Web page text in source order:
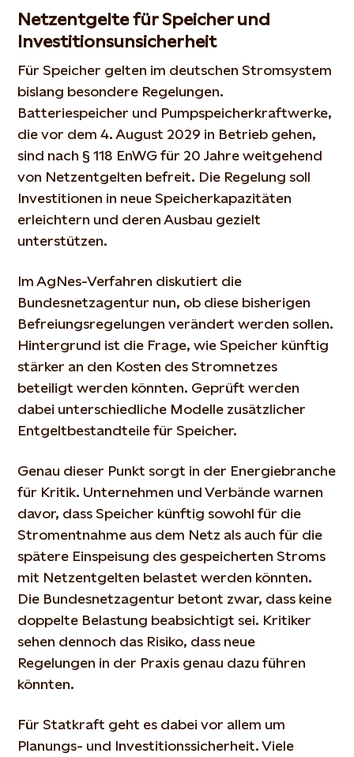
Netzentgelte für Speicher und
Investitionsunsicherheit
Für Speicher gelten im deutschen Stromsystem
bislang besondere Regelungen.
Batteriespeicher und Pumpspeicherkraftwerke,
die vor dem 4. August 2029 in Betrieb gehen,
sind nach § 118 EnWG für 20 Jahre weitgehend
von Netzentgelten befreit. Die Regelung soll
Investitionen in neue Speicherkapazitäten
erleichtern und deren Ausbau gezielt
unterstützen.
Im AgNes-Verfahren diskutiert die
Bundesnetzagentur nun, ob diese bisherigen
Befreiungsregelungen verändert werden sollen.
Hintergrund ist die Frage, wie Speicher künftig
stärker an den Kosten des Stromnetzes
beteiligt werden könnten. Geprüft werden
dabei unterschiedliche Modelle zusätzlicher
Entgeltbestandteile für Speicher.
Genau dieser Punkt sorgt in der Energiebranche
für Kritik. Unternehmen und Verbände warnen
davor, dass Speicher künftig sowohl für die
Stromentnahme aus dem Netz als auch für die
spätere Einspeisung des gespeicherten Stroms
mit Netzentgelten belastet werden könnten.
Die Bundesnetzagentur betont zwar, dass keine
doppelte Belastung beabsichtigt sei. Kritiker
sehen dennoch das Risiko, dass neue
Regelungen in der Praxis genau dazu führen
könnten.
Für Statkraft geht es dabei vor allem um
Planungs- und Investitionssicherheit. Viele